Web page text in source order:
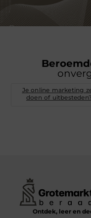
Je online marketing
doen of uitbesteden?
Ontdek, leer en